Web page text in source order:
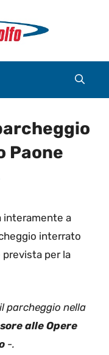
Paone
interamente a
interrato
prevista per la
parcheggio nella
alle Opere
-.